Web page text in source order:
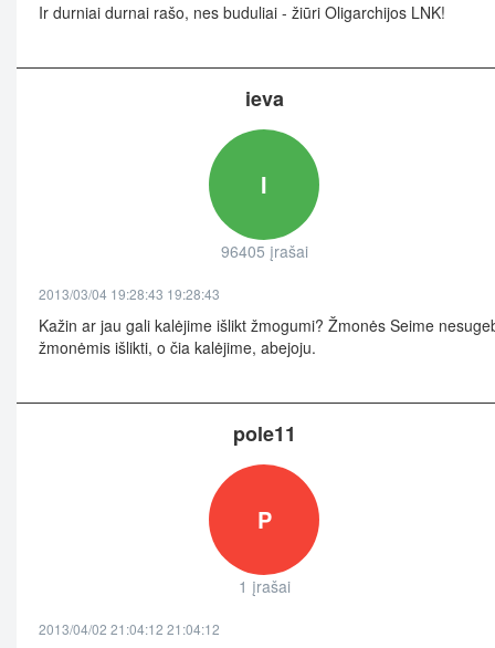
Ir durniai durnai rašo, nes buduliai - žiūri Oligarchijos LNK!
ieva
I
96405 įrašai
2013/03/04 19:28:43 19:28:43
Kažin ar jau gali kalėjime išlikt žmogumi? Žmonės Seime
žmonėmis išlikti, o čia kalėjime, abejoju.
pole11
P
1 įrašai
2013/04/02 21:04:12 21:04:12